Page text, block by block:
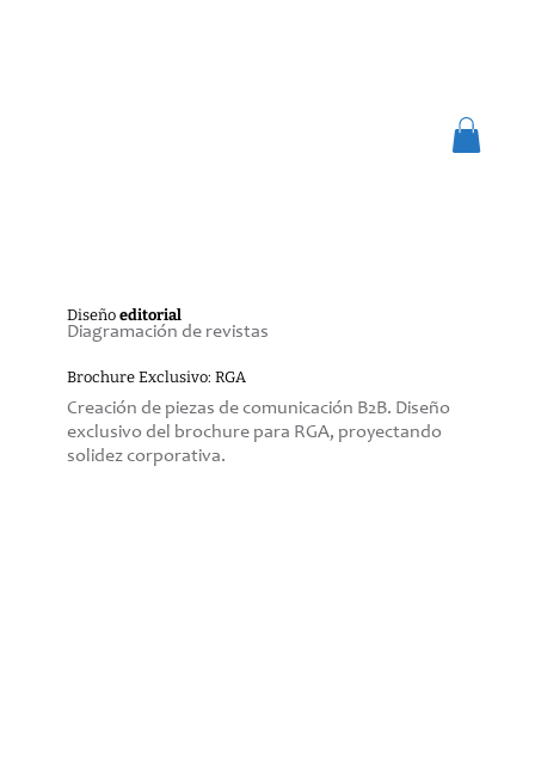
Diseño editorial
Diagramación de revistas
Brochure Exclusivo: RGA
Creación de piezas de comunicación B2B. Diseño
exclusivo del brochure para RGA, proyectando
solidez corporativa.